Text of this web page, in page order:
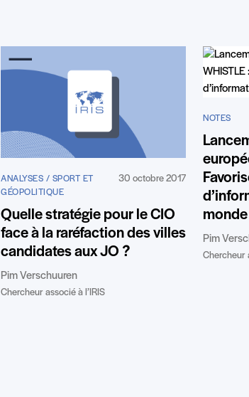
ANALYSES / SPORT ET
GÉOPOLITIQUE
30 octobre 2017
Quelle stratégie pour le CIO
face à la raréfaction des villes
candidates aux JO ?
Pim Verschuuren
Chercheur associé à l’IRIS
NOTES
Pim
Chercheur